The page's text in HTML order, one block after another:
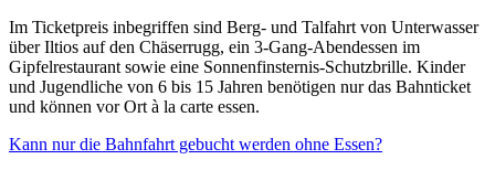
Im Ticketpreis inbegriffen sind Berg- und Talfahrt von Unterwasser
über Iltios auf den Chäserrugg, ein 3-Gang-Abendessen im
Gipfelrestaurant sowie eine Sonnenfinsternis-Schutzbrille. Kinder
und Jugendliche von 6 bis 15 Jahren benötigen nur das Bahnticket
und können vor Ort à la carte essen.
Kann nur die Bahnfahrt gebucht werden ohne Essen?